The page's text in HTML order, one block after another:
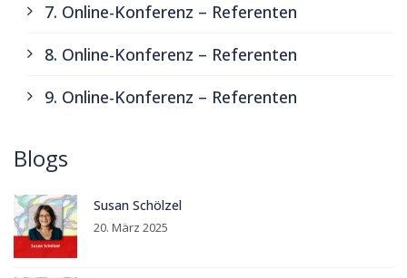
7. Online-Konferenz – Referenten
8. Online-Konferenz – Referenten
9. Online-Konferenz – Referenten
Blogs
Susan Schölzel
20. März 2025